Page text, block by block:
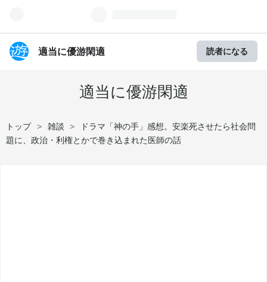
適当に優游閑適 読者になる
適当に優游閑適
トップ > 雑談 >
ドラマ「神の手」感想。安楽死させたら社会問
題に、政治・利権とかで巻き込まれた医師の話